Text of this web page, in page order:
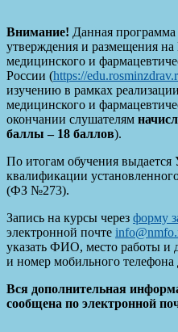
Внимание! Данная программа
утверждения и размещения
медицинского и
России (https://
изучению в рамках
медицинского и
окончании слушателям
баллы – 18 баллов).
По итогам обучения
квалификации
(ФЗ №273).
Запись на курсы через форму
электронной почте
указать ФИО, место работы и
и номер мобильного телефона
Вся дополнительная
сообщена по электронной